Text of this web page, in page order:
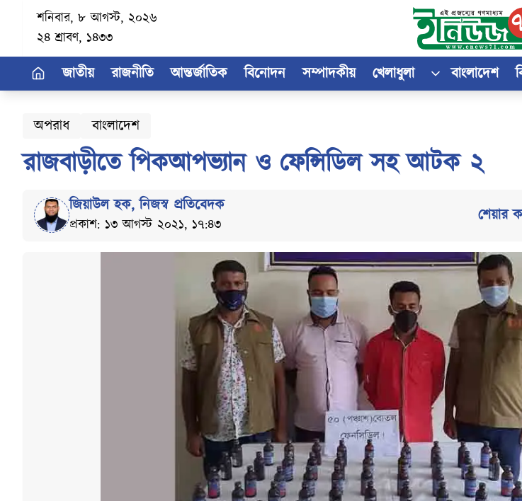
শনিবার, ৮ আগস্ট, ২০২৬
২৪ শ্রাবণ, ১৪৩৩
জাতীয় রাজনীতি আন্তর্জাতিক বিনোদন সম্পাদকীয় খেলাধুলা বাংলাদেশ
অপরাধ বাংলাদেশ
রাজবাড়ীতে পিকআপভ্যান ও ফেন্সিডিল সহ আটক ২
জিয়াউল হক,নিজস্ব প্রতিবেদক
প্রকাশ: ১৩ আগস্ট ২০২১, ১৭:৪৩ শেয়ার